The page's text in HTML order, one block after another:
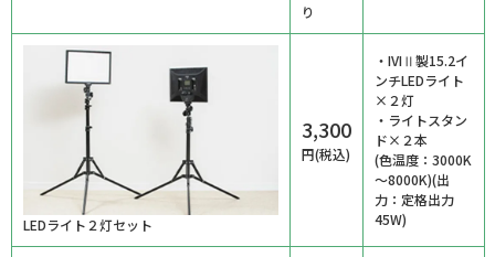
り
LEDライト２灯セット
3,300
円(税込)
・IVIⅡ製15.2イ
ンチLEDライト
×２灯
・ライトスタン
ド×２本
(色温度：3000K
～8000K)(出
力：定格出力
45W)